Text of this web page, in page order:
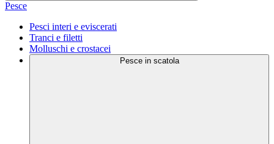
Pesce
Pesci interi e eviscerati
Tranci e filetti
Molluschi e crostacei
Pesce in scatola